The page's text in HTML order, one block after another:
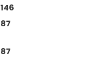
146
87
87